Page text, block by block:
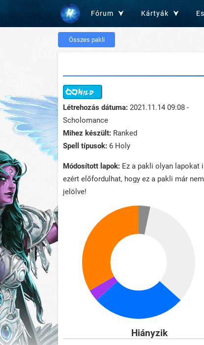
Fórum Kártyák
Összes pakli
Létrehozás dátuma: 2021.11.14 09:08 -
Scholomance
Mihez készült: Ranked
Spell típusok: 6 Holy
Módosított lapok: Ez a pakli olyan lapokat
ezért előfordulhat, hogy ez a pakli már
jelölve!
Hiányzik